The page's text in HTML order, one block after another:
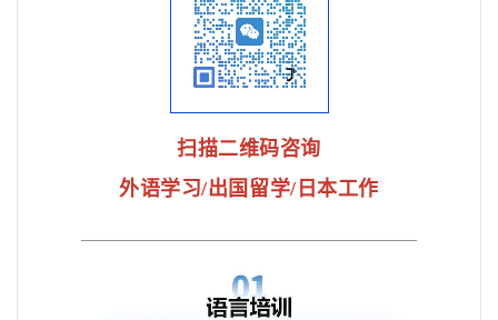
扫描二维码咨询
外语学习/出国留学/日本工作